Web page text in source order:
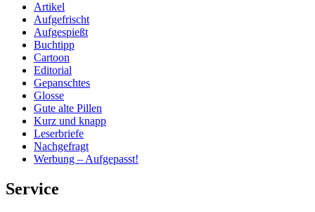
Artikel
Aufgefrischt
Aufgespießt
Buchtipp
Cartoon
Editorial
Gepanschtes
Glosse
Gute alte Pillen
Kurz und knapp
Leserbriefe
Nachgefragt
Werbung – Aufgepasst!
Service